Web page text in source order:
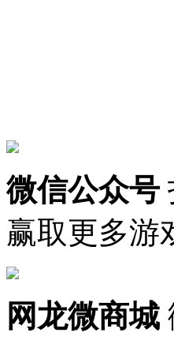
微信公众号
赢取更多游
网龙微商城